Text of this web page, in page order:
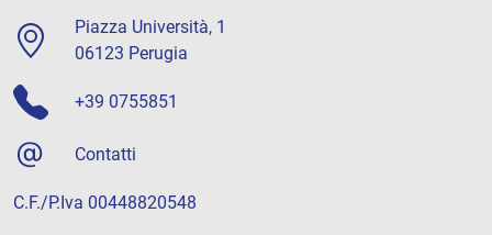
Piazza Università, 1
06123 Perugia
+39 0755851
Contatti
C.F./P.Iva 00448820548